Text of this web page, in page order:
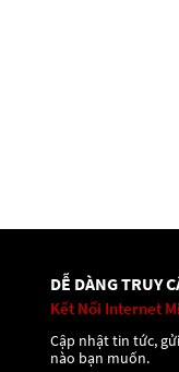
DỄ DÀNG TRUY
Kết Nối Internet
Cập nhật tin tức,
nào bạn muốn.